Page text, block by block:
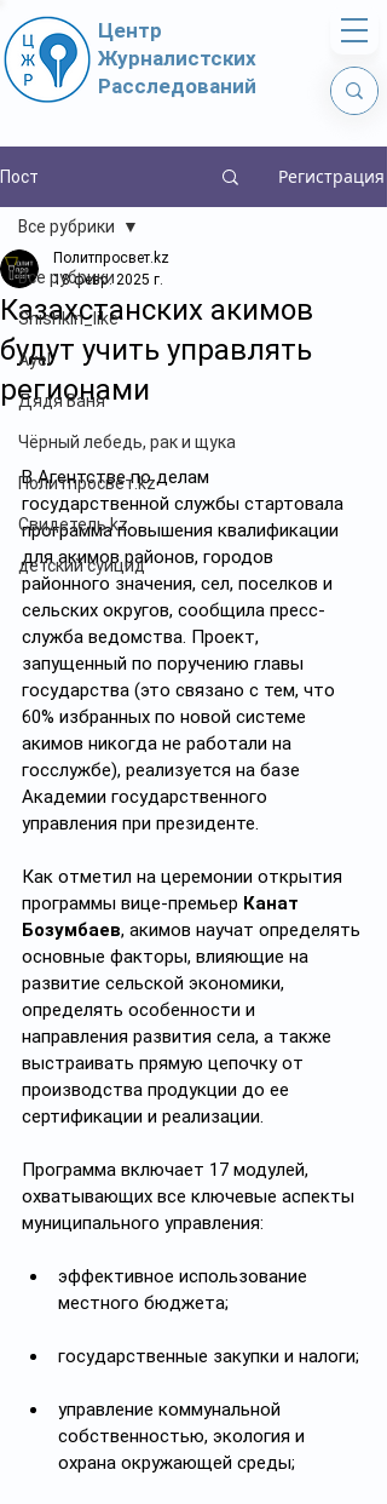
Центр
Журналистских
Расследований
Пост Регистрация
Все рубрики
Shishkin_like
Ayel
Дядя Ваня
Чёрный лебедь, рак и щука
Политпросвет.kz
Свидетель.kz
детский суицид
Все рубрики
Казахстанских акимов
будут учить управлять
регионами
Политпросвет.kz
18 февр. 2025 г.
В Агентстве по делам
государственной службы стартовала
программа повышения квалификации
для акимов районов, городов
районного значения, сел, поселков и
сельских округов, сообщила пресс-
служба ведомства. Проект,
запущенный по поручению главы
государства (это связано с тем, что
60% избранных по новой системе
акимов никогда не работали на
госслужбе), реализуется на базе
Академии государственного
управления при президенте.
Как отметил на церемонии открытия
программы вице-премьер Канат
Бозумбаев, акимов научат определять
основные факторы, влияющие на
развитие сельской экономики,
определять особенности и
направления развития села, а также
выстраивать прямую цепочку от
производства продукции до ее
сертификации и реализации.
Программа включает 17 модулей,
охватывающих все ключевые аспекты
муниципального управления:
эффективное использование
местного бюджета;
государственные закупки и налоги;
управление коммунальной
собственностью, экология и
охрана окружающей среды;